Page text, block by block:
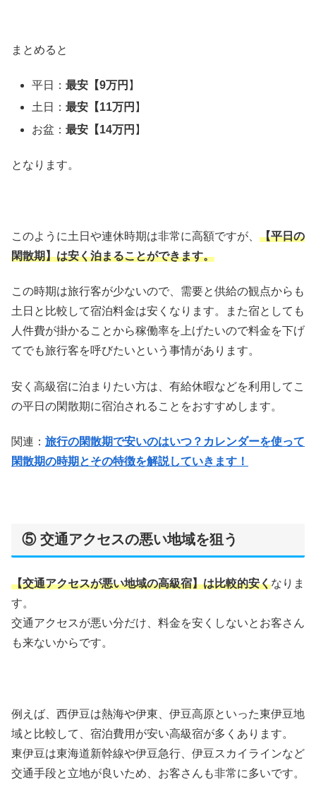
まとめると
平日：最安【9万円 】
土日：最安【11万円 】
お盆：最安【14万円 】
となります。
このように土日や連休時期は非常に高額ですが、 【平日の
閑散期】は安く泊まることができます。
この時期は旅行客が少ないので、需要と供給の観点からも
土日と比較して宿泊料金は安くなります。また宿としても
人件費が掛かることから稼働率を上げたいので料金を下げ
てでも旅行客を呼びたいという事情があります。
安く高級宿に泊まりたい方は、有給休暇などを利用してこ
の平日の閑散期に宿泊されることをおすすめします。
関連： 旅行の閑散期で安いのはいつ？カレンダーを使って
閑散期の時期とその特徴を解説していきます！
⑤ 交通アクセスの悪い地域を狙う
【交通アクセスが悪い地域の高級宿】は比較的安くなりま
す。
交通アクセスが悪い分だけ、料金を安くしないとお客さん
も来ないからです。
例えば、西伊豆は熱海や伊東、伊豆高原といった東伊豆地
域と比較して、宿泊費用が安い高級宿が多くあります。
東伊豆は東海道新幹線や伊豆急行、伊豆スカイラインなど
交通手段と立地が良いため、お客さんも非常に多いです。